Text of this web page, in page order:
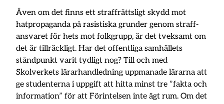
Även om det finns ett straff­rättsligt skydd mot
hatpropa­ganda på rasistiska grunder genom straff­
ansvaret för hets mot folk­grupp, är det tveksamt om
det är tillräckligt. Har det offentliga samhällets
ståndpunkt varit tydligt nog? Till och med
Skolverkets lärarhandledning uppmanade lärarna att
ge studenterna i uppgift att hitta minst tre ”fakta och
information” för att Förintelsen inte ägt rum. Om det